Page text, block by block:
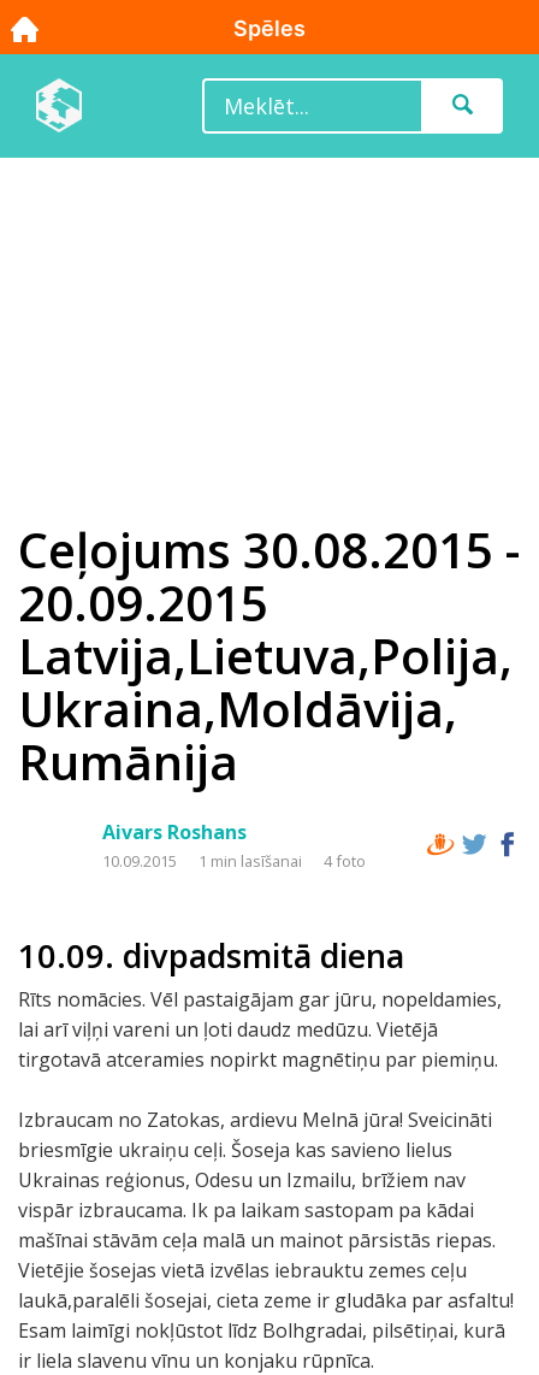
Ceļojums 30.08.2015 -
20.09.2015
Latvija,Lietuva,Polija,
Ukraina,Moldāvija,
Rumānija
Aivars Roshans
10.09.2015 1 min lasīšanai 4 foto
10.09. divpadsmitā diena
Rīts nomācies. Vēl pastaigājam gar jūru, nopeldamies,
lai arī viļņi vareni un ļoti daudz medūzu. Vietējā
tirgotavā atceramies nopirkt magnētiņu par piemiņu.
Izbraucam no Zatokas, ardievu Melnā jūra! Sveicināti
briesmīgie ukraiņu ceļi. Šoseja kas savieno lielus
Ukrainas reģionus, Odesu un Izmailu, brīžiem nav
vispār izbraucama. Ik pa laikam sastopam pa kādai
mašīnai stāvām ceļa malā un mainot pārsistās riepas.
Vietējie šosejas vietā izvēlas iebrauktu zemes ceļu
laukā,paralēli šosejai, cieta zeme ir gludāka par asfaltu!
Esam laimīgi nokļūstot līdz Bolhgradai, pilsētiņai, kurā
ir liela slavenu vīnu un konjaku rūpnīca.